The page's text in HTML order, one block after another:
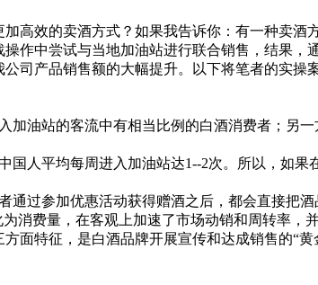
效的卖酒方式？如果我告诉你：有一种卖酒
中尝试与当地加油站进行联合销售，结果，
司产品销售额的大幅提升。以下将笔者的实操
油站的客流中有相当比例的白酒消费者；另
平均每周进入加油站达1--2次。所以，如果
过参加优惠活动获得赠酒之后，都会直接把
消费量，在客观上加速了市场动销和周转率，
特征，是白酒品牌开展宣传和达成销售的“黄